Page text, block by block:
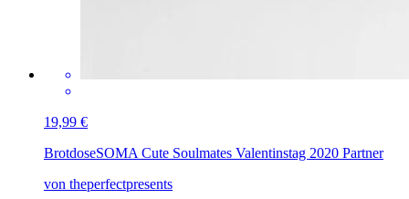
19,99 €
BrotdoseSOMA Cute Soulmates Valentinstag 2020 Partner
von theperfectpresents